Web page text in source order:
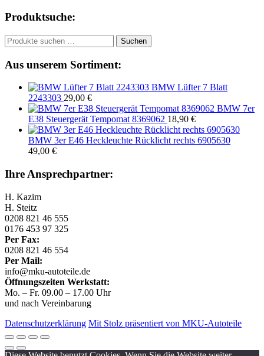
Produktsuche:
Suchen
nach:
Suchen
Aus unserem Sortiment:
BMW Lüfter 7 Blatt
2243303 29,00 €
BMW 7er
E38 Steuergerät Tempomat 8369062 18,90 €
BMW 3er E46 Heckleuchte Rücklicht rechts 6905630
49,00 €
Ihre Ansprechpartner:
H. Kazim
H. Steitz
0208 821 46 555
0176 453 97 325
Per Fax:
0208 821 46 554
Per Mail:
info@mku-autoteile.de
Öffnungszeiten Werkstatt:
Mo. – Fr. 09.00 – 17.00 Uhr
und nach Vereinbarung
Datenschutzerklärung Mit Stolz präsentiert von MKU-Autoteile